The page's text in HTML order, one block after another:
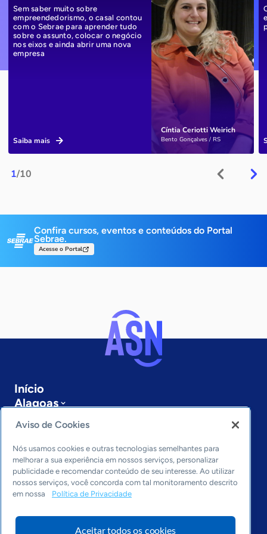
1/10
Cíntia Ceriotti Weirich
Bento Gonçalves / RS
Sem saber muito sobre
empreendedorismo, o casal contou
com o Sebrae para aprender tudo
sobre o assunto, colocar o negócio
nos eixos e ainda abrir uma nova
empresa
Saiba mais
Confira cursos, eventos e conteúdos do Portal
Sebrae.
Acesse o Portal
Início
Alagoas
Sobre a ASN
Últimas notícias
Entre em contato
Editorias
Economia & Política
Inovação & Tecnologia
Cultura empreendedora
Aviso de Cookies
Nós usamos cookies e outras tecnologias semelhantes para
melhorar a sua experiência em nossos serviços, personalizar
publicidade e recomendar conteúdo de seu interesse. Ao utilizar
nossos serviços, você concorda com tal monitoramento descrito
em nossa
Política de Privacidade
Aceitar todos os cookies